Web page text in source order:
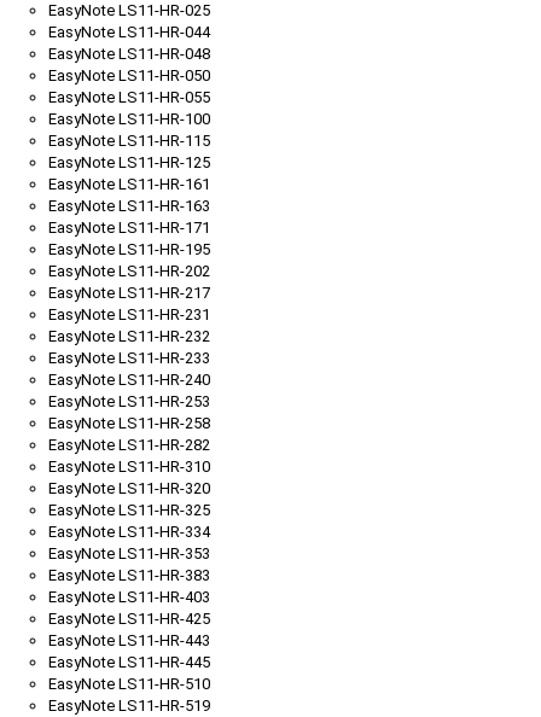
EasyNote LS11-HR-025
EasyNote LS11-HR-044
EasyNote LS11-HR-048
EasyNote LS11-HR-050
EasyNote LS11-HR-055
EasyNote LS11-HR-100
EasyNote LS11-HR-115
EasyNote LS11-HR-125
EasyNote LS11-HR-161
EasyNote LS11-HR-163
EasyNote LS11-HR-171
EasyNote LS11-HR-195
EasyNote LS11-HR-202
EasyNote LS11-HR-217
EasyNote LS11-HR-231
EasyNote LS11-HR-232
EasyNote LS11-HR-233
EasyNote LS11-HR-240
EasyNote LS11-HR-253
EasyNote LS11-HR-258
EasyNote LS11-HR-282
EasyNote LS11-HR-310
EasyNote LS11-HR-320
EasyNote LS11-HR-325
EasyNote LS11-HR-334
EasyNote LS11-HR-353
EasyNote LS11-HR-383
EasyNote LS11-HR-403
EasyNote LS11-HR-425
EasyNote LS11-HR-443
EasyNote LS11-HR-445
EasyNote LS11-HR-510
EasyNote LS11-HR-519